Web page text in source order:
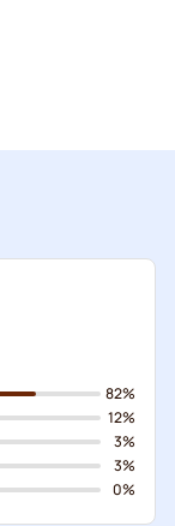
82%
12%
3%
3%
0%